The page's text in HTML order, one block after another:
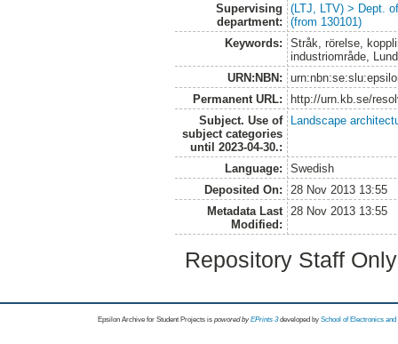
Supervising
department:
(LTJ, LTV) > Dept.
(from 130101)
Keywords:
Stråk, rörelse,
industriområde,
URN:NBN:
Permanent URL:
http://urn.kb.se/
Subject. Use of
subject categories
until 2023-04-30.:
Landscape
Language:
Swedish
Deposited On:
28 Nov 2013 13:55
Metadata Last
Modified:
28 Nov 2013 13:55
Repository Staff
Epsilon Archive for Student Projects is powored byEPrints 3 developed by School of Electronics